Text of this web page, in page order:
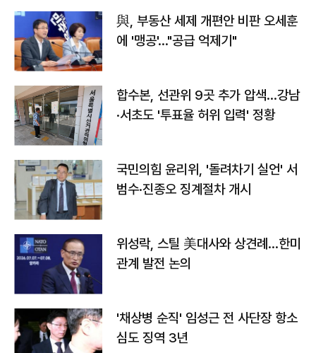
與, 부동산 세제 개편안 비판 오세훈
에 '맹공'…"공급 억제기"
합수본, 선관위 9곳 추가 압색…강남
·서초도 '투표율 허위 입력' 정황
국민의힘 윤리위, '돌려차기 실언' 서
범수·진종오 징계절차 개시
위성락, 스틸 美대사와 상견례…한미
관계 발전 논의
'채상병 순직' 임성근 전 사단장 항소
심도 징역 3년